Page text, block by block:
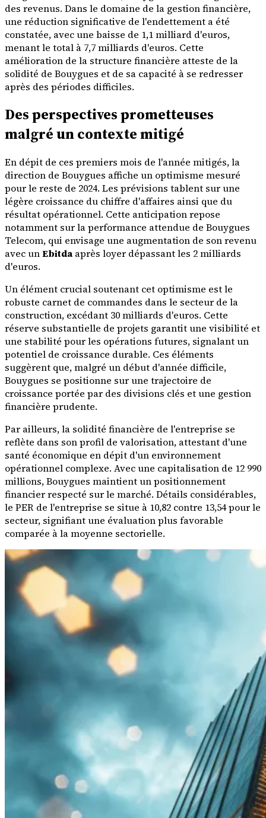
des revenus. Dans le domaine de la gestion financière,
une réduction significative de l'endettement a été
constatée, avec une baisse de 1,1 milliard d'euros,
menant le total à 7,7 milliards d'euros. Cette
amélioration de la structure financière atteste de la
solidité de Bouygues et de sa capacité à se redresser
après des périodes difficiles.
Des perspectives prometteuses
malgré un contexte mitigé
En dépit de ces premiers mois de l'année mitigés, la
direction de Bouygues affiche un optimisme mesuré
pour le reste de 2024. Les prévisions tablent sur une
légère croissance du chiffre d'affaires ainsi que du
résultat opérationnel. Cette anticipation repose
notamment sur la performance attendue de Bouygues
Telecom, qui envisage une augmentation de son revenu
avec unEbitda après loyer dépassant les 2 milliards
d'euros.
Un élément crucial soutenant cet optimisme est le
robuste carnet de commandes dans le secteur de la
construction, excédant 30 milliards d'euros. Cette
réserve substantielle de projets garantit une visibilité et
une stabilité pour les opérations futures, signalant un
potentiel de croissance durable. Ces éléments
suggèrent que, malgré un début d'année difficile,
Bouygues se positionne sur une trajectoire de
croissance portée par des divisions clés et une gestion
financière prudente.
Par ailleurs, la solidité financière de l'entreprise se
reflète dans son profil de valorisation, attestant d'une
santé économique en dépit d'un environnement
opérationnel complexe. Avec une capitalisation de 12 990
millions, Bouygues maintient un positionnement
financier respecté sur le marché. Détails considérables,
le PER de l'entreprise se situe à 10,82 contre 13,54 pour le
secteur, signifiant une évaluation plus favorable
comparée à la moyenne sectorielle.